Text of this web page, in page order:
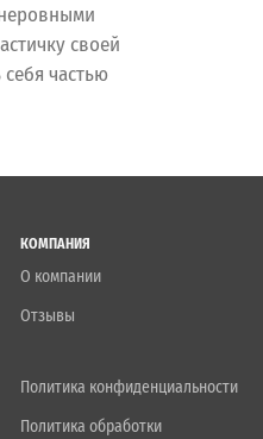
своей
себя частью
КОМПАНИЯ
О компании
Отзывы
Политика конфиденциальности
Политика обработки